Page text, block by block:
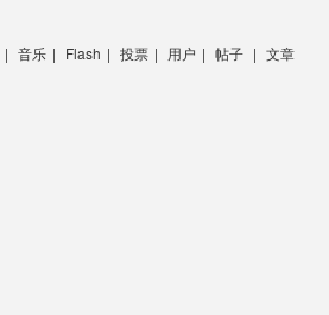
| 音乐 | Flash | 投票 | 用户 | 帖子 | 文章